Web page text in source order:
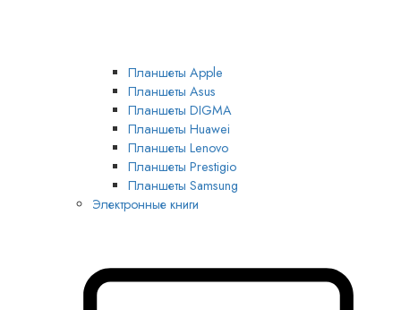
Планшеты Apple
Планшеты Asus
Планшеты DIGMA
Планшеты Huawei
Планшеты Lenovo
Планшеты Prestigio
Планшеты Samsung
Электронные книги